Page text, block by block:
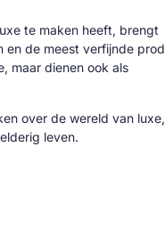
te maken heeft, brengt
en de meest verfijnde
maar dienen ook als
over de wereld van
leven.